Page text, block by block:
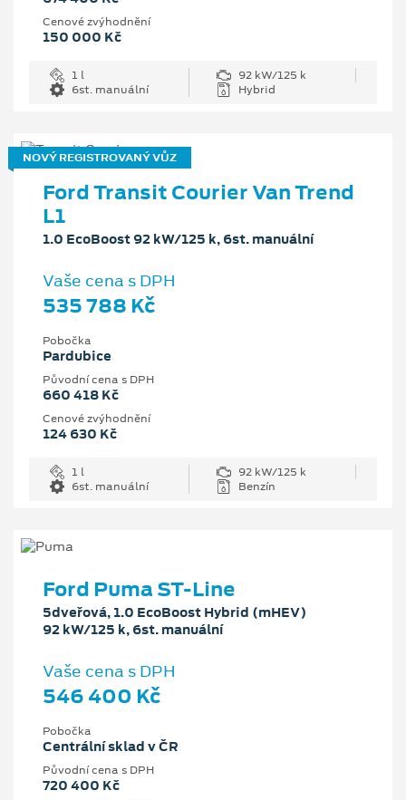
Cenové zvýhodnění
150 000 Kč
1 l
92 kW/125 k
6st. manuální
Hybrid
NOVÝ REGISTROVANÝ VŮZ
Ford Transit Courier Van Trend
L1
1.0 EcoBoost 92 kW/125 k, 6st. manuální
Vaše cena s DPH
535 788 Kč
Pobočka
Pardubice
Původní cena s DPH
660 418 Kč
Cenové zvýhodnění
124 630 Kč
1 l
92 kW/125 k
6st. manuální
Benzín
Ford Puma ST-Line
5dveřová, 1.0 EcoBoost Hybrid (mHEV)
92 kW/125 k, 6st. manuální
Vaše cena s DPH
546 400 Kč
Pobočka
Centrální sklad v ČR
Původní cena s DPH
720 400 Kč